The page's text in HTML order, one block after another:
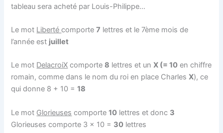
tableau sera acheté par Louis-Philippe…
Le mot Libertécomporte7 lettres et le 7ème mois de
l’année est juillet
Le mot DelacroiX comporte8 lettres et unX (= 10 en chiffre
romain, comme dans le nom du roi en place CharlesX), ce
qui donne 8 + 10 =18
Le mot Glorieuses comporte10 lettres et donc 3
Glorieuses comporte 3 x 10 = 30 lettres